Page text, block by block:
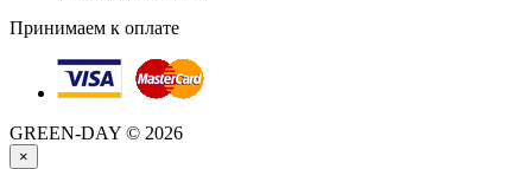
Принимаем к оплате
GREEN-DAY © 2026
×